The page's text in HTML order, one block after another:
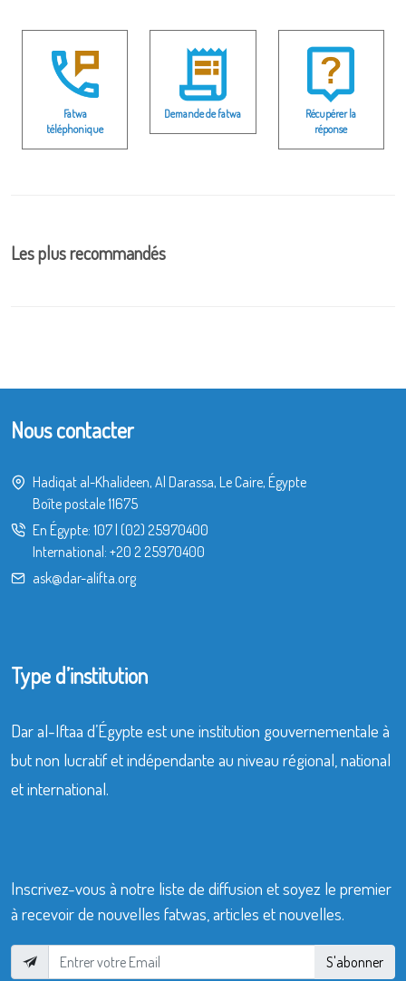
Fatwa
téléphonique
Demande de fatwa
Récupérer la
réponse
Les plus recommandés
Nous contacter
Hadiqat al-Khalideen, Al Darassa, Le Caire, Égypte
Boîte postale 11675
En Égypte: 107| (02) 25970400
International: +20 2 25970400
ask@dar-alifta.org
Type d’institution
Dar al-Iftaa d’Égypte est une institution gouvernementale à
but non lucratif et indépendante au niveau régional, national
et international.
Inscrivez-vous à notre liste de diffusion et soyez le premier
à recevoir de nouvelles fatwas, articles et nouvelles.
S'abonner